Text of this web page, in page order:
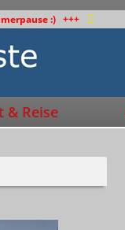
:) +++
& Reise